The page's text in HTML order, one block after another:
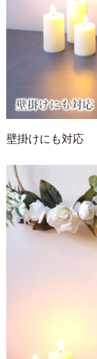
壁掛けにも対応